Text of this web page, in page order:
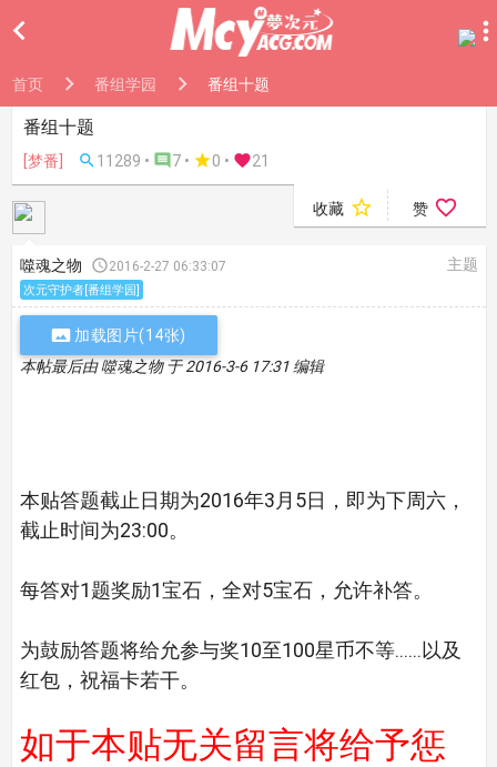

首页 番组学园 番组十题
番组十题
[梦番]  11289 •  7 • 0 • 21
收藏  赞 
噬魂之物 2016-2-27 06:33:07 主题
次元守护者[番组学园]
加载图片(14张)
本帖最后由 噬魂之物 于 2016-3-6 17:31 编辑
本贴答题截止日期为2016年3月5日，即为下周六，
截止时间为23:00。
每答对1题奖励1宝石，全对5宝石，允许补答。
为鼓励答题将给允参与奖10至100星币不等……以及
红包，祝福卡若干。
如于本贴无关留言将给予惩